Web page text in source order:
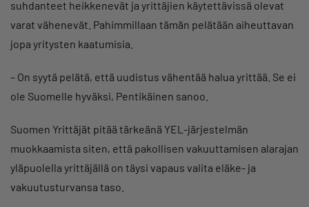
suhdanteet heikkenevät ja yrittäjien käytettävissä olevat
varat vähenevät. Pahimmillaan tämän pelätään aiheuttavan
jopa yritysten kaatumisia.
– On syytä pelätä, että uudistus vähentää halua yrittää. Se ei
ole Suomelle hyväksi, Pentikäinen sanoo.
Suomen Yrittäjät pitää tärkeänä YEL-järjestelmän
muokkaamista siten, että pakollisen vakuuttamisen alarajan
yläpuolella yrittäjällä on täysi vapaus valita eläke- ja
vakuutusturvansa taso.